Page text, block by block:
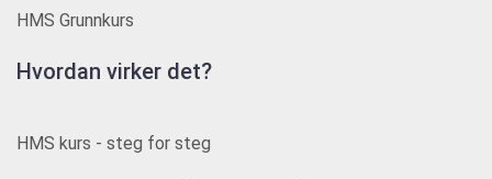
HMS Grunnkurs
Hvordan virker det?
HMS kurs - steg for steg